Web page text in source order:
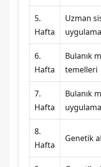
5.
Hafta
Uzman
6.
Hafta
Bulanık
temelleri
7.
Hafta
Bulanık
8.
Hafta
Genetik